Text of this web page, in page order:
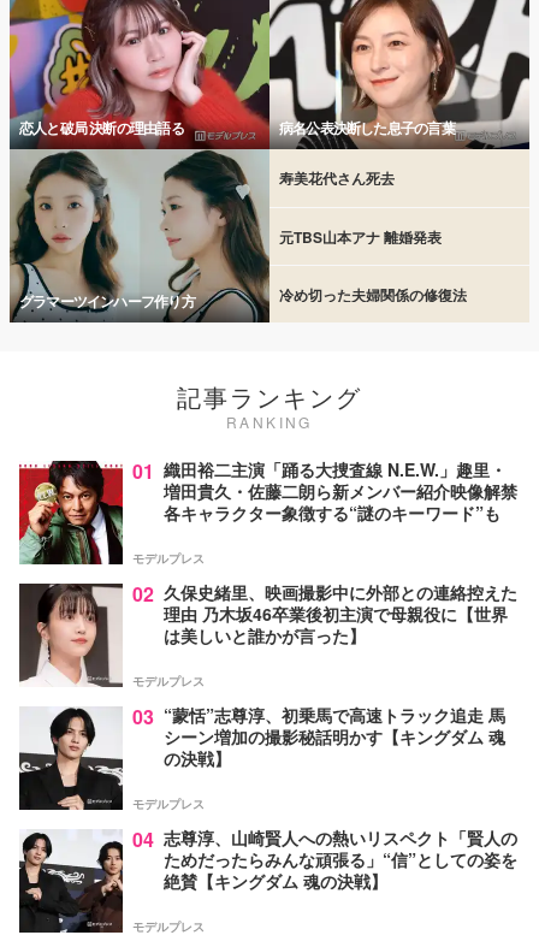
恋人と破局 決断の理由語る 病名公表決断した息子の言葉
グラマーツインハーフ作り方
寿美花代さん死去
元TBS山本アナ 離婚発表
冷め切った夫婦関係の修復法
記事ランキング
RANKING
01 織田裕二主演「踊る大捜査線 N.E.W.」趣里・
増田貴久・佐藤二朗ら新メンバー紹介映像解禁
各キャラクター象徴する“謎のキーワード”も
モデルプレス
02 久保史緒里、映画撮影中に外部との連絡控えた
理由 乃木坂46卒業後初主演で母親役に【世界
は美しいと誰かが言った】
モデルプレス
03 “蒙恬”志尊淳、初乗馬で高速トラック追走 馬
シーン増加の撮影秘話明かす【キングダム 魂
の決戦】
モデルプレス
04 志尊淳、山崎賢人への熱いリスペクト「賢人の
ためだったらみんな頑張る」“信”としての姿を
絶賛【キングダム 魂の決戦】
モデルプレス